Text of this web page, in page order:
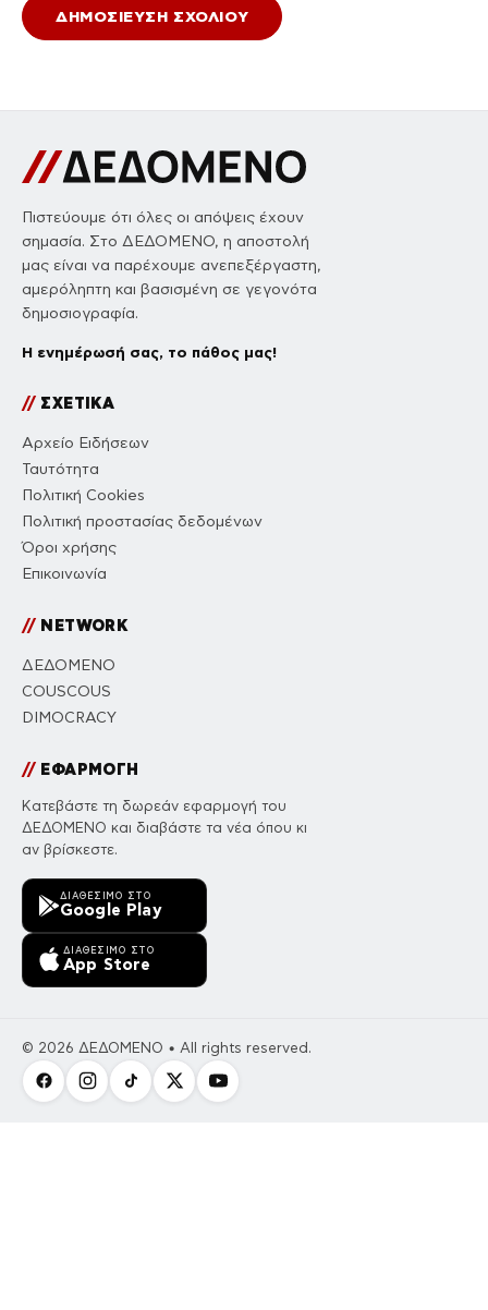
Πιστεύουμε ότι όλες οι απόψεις έχουν
σημασία. Στο ΔΕΔΟΜΕΝΟ, η αποστολή
μας είναι να παρέχουμε ανεπεξέργαστη,
αμερόληπτη και βασισμένη σε γεγονότα
δημοσιογραφία.
Η ενημέρωσή σας, το πάθος μας!
//ΣΧΕΤΙΚΑ
Αρχείο Ειδήσεων
Ταυτότητα
Πολιτική Cookies
Πολιτική προστασίας δεδομένων
Όροι χρήσης
Επικοινωνία
//NETWORK
ΔΕΔΟΜΕΝΟ
COUSCOUS
DIMOCRACY
//ΕΦΑΡΜΟΓΗ
Κατεβάστε τη δωρεάν εφαρμογή του
ΔΕΔΟΜΕΝΟ και διαβάστε τα νέα όπου κι
αν βρίσκεστε.
ΔΙΑΘΈΣΙΜΟ ΣΤΟ
Google Play
ΔΙΑΘΈΣΙΜΟ ΣΤΟ
App Store
© 2026 ΔΕΔΟΜΕΝΟ • All rights reserved.